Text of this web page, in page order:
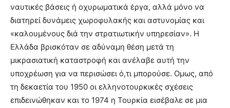
ναυτικές βάσεις ή οχυρωματικά έργα, αλλά μόνο να
διατηρεί δυνάμεις χωροφυλακής και αστυνομίας και
«καλουμένους διά την στρατιωτικήν υπηρεσίαν». Η
Ελλάδα βρισκόταν σε αδύναμη θέση μετά τη
μικρασιατική καταστροφή και ανέλαβε αυτή την
υποχρέωση για να περισώσει ό,τι μπορούσε. Ομως, από
τη δεκαετία του 1950 οι ελληνοτουρκικές σχέσεις
επιδεινώθηκαν και το 1974 η Τουρκία εισέβαλε σε μια